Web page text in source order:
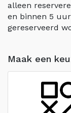
alleen
en binnen 5
gereserveerd
Maak een